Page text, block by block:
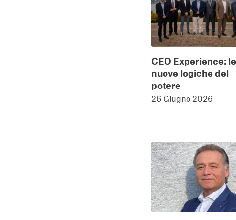
CEO Experience: le
nuove logiche del
potere
26 Giugno 2026